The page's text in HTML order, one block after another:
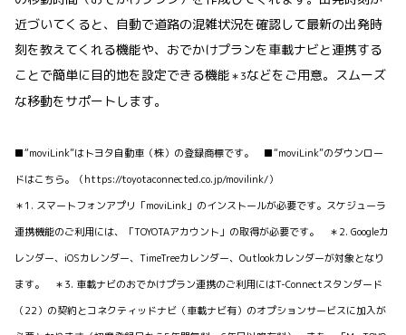
近づいてくると、自動で道路の混雑状況を確認して最新の出発時
刻を教えてくれる機能や、おでかけプランを車載ナビと連携する
ことで簡単に目的地を設定できる機能＊3などをご用意。スムーズ
な移動をサポートします。
■“moviLink”はトヨタ自動車（株）の登録商標です。 ■“moviLink”のダウンロー
ドはこちら。（https://toyotaconnected.co.jp/movilink/）
＊1. スマートフォンアプリ「moviLink」のインストールが必要です。スケジューラ
連携機能のご利用には、「TOYOTAアカウント」の取得が必要です。 ＊2. Googleカ
レンダー、iOSカレンダー、TimeTreeカレンダー、Outlookカレンダーが対象となり
ます。 ＊3. 車載ナビのおでかけプラン連携のご利用にはT-Connectスタンダード
（22）の契約とコネクティッドナビ（車載ナビ有）のオプションサービスに加入が